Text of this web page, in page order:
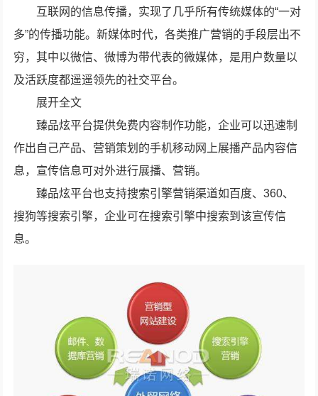
互联网的信息传播，实现了几乎所有传统媒体的“一对
多”的传播功能。新媒体时代，各类推广营销的手段层出不
穷，其中以微信、微博为带代表的微媒体，是用户数量以
及活跃度都遥遥领先的社交平台。
展开全文
臻品炫平台提供免费内容制作功能，企业可以迅速制
作出自己产品、营销策划的手机移动网上展播产品内容信
息，宣传信息可对外进行展播、营销。
臻品炫平台也支持搜索引擎营销渠道如百度、360、
搜狗等搜索引擎，企业可在搜索引擎中搜索到该宣传信
息。